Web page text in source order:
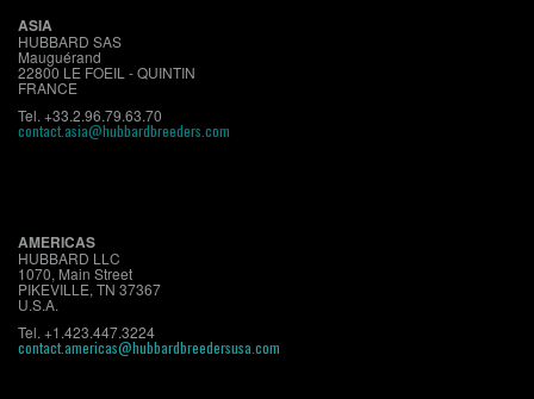
ASIA
HUBBARD SAS
Mauguérand
22800 LE FOEIL - QUINTIN
FRANCE
Tel. +33.2.96.79.63.70
contact.asia@hubbardbreeders.com
AMERICAS
HUBBARD LLC
1070, Main Street
PIKEVILLE, TN 37367
U.S.A.
Tel. +1.423.447.3224
contact.americas@hubbardbreedersusa.com